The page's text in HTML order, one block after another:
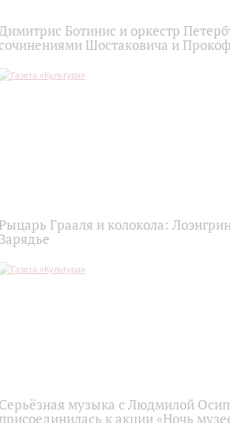
Ботинис и оркестр
сочинениями Шостаковича и
Рыцарь Грааля и колокола:
Зарядье
Серьёзная музыка с Людмилой
присоединилась к акции «Ночь